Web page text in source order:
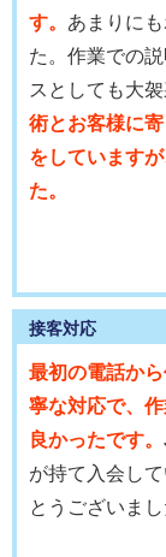
す。 あまりに
た。作業での
スとしても大
術とお客様に
をしています
た。
接客対応
最初の電話か
寧な対応で、
良かったです。
が持て入会し
とうございまし